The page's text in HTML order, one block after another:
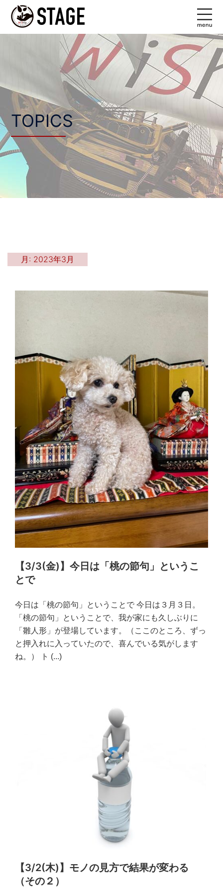
プ
TOPICS
月: 2023年3月
【3/3(金)】今日は「桃の節句」というこ
とで
今日は「桃の節句」ということで 今日は３月３日。
「桃の節句」ということで、我が家にも久しぶりに
「雛人形」が登場しています。（ここのところ、ずっ
と押入れに入っていたので、喜んでいる気がします
ね。） ト (...)
【3/2(木)】モノの見方で結果が変わる
（その２）